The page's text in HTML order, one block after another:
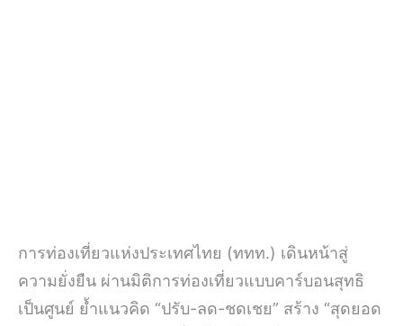
การท่องเที่ยวแห่งประเทศไทย (ททท.) เดินหน้าสู่
ความยั่งยืน ผ่านมิติการท่องเที่ยวแบบคาร์บอนสุทธิ
เป็นศูนย์ ย้ำแนวคิด “ปรับ-ลด-ชดเชย” สร้าง “สุดยอด